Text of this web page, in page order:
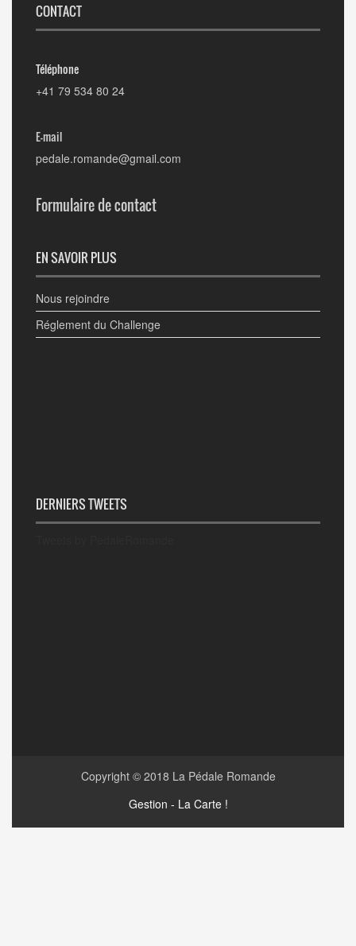
CONTACT
Téléphone
+41 79 534 80 24
E-mail
pedale.romande@gmail.com
Formulaire de contact
EN SAVOIR PLUS
Nous rejoindre
Réglement du Challenge
DERNIERS TWEETS
Copyright © 2018 La Pédale Romande
Gestion - La Carte !